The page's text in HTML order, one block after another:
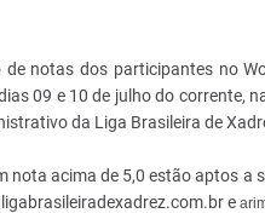
de notas dos participantes no
09 e 10 de julho do corrente,
da Liga Brasileira de
nota acima de 5,0 estão aptos
e